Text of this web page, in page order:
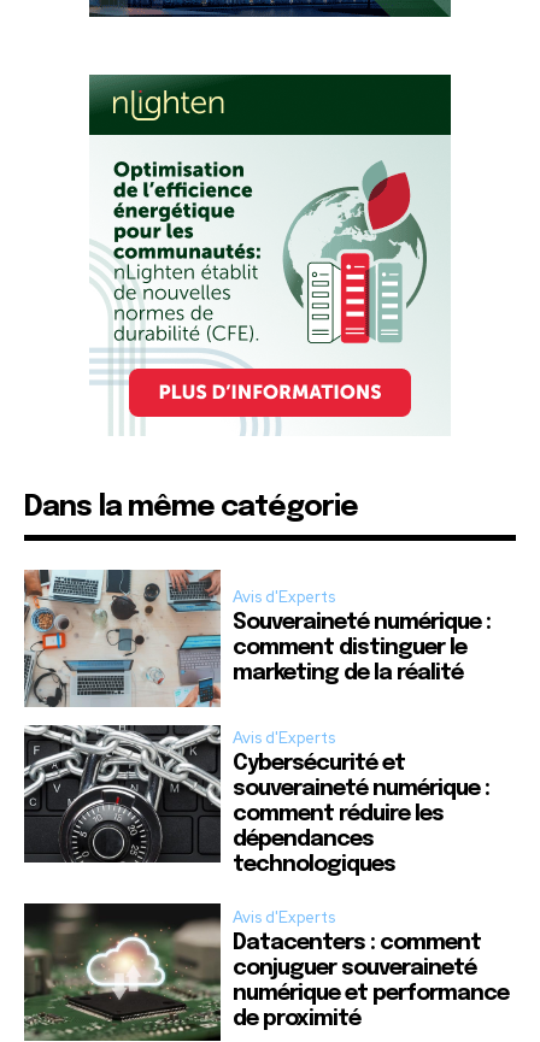
Dans la même catégorie
Avis d'Experts
Souveraineté numérique :
comment distinguer le
marketing de la réalité
Avis d'Experts
Cybersécurité et
souveraineté numérique :
comment réduire les
dépendances
technologiques
Avis d'Experts
Datacenters : comment
conjuguer souveraineté
numérique et performance
de proximité